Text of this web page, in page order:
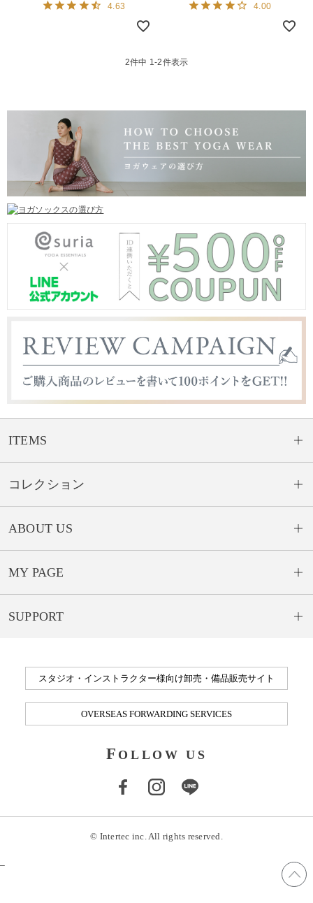
4.63
4.00
2件中 1 -2件表示
ITEMS
コレクション
ABOUT US
MY PAGE
SUPPORT
スタジオ・インストラクター様向け卸売・備品販売サイト
OVERSEAS FORWARDING SERVICES
F OLLOW US
© Intertec inc. All rights reserved.